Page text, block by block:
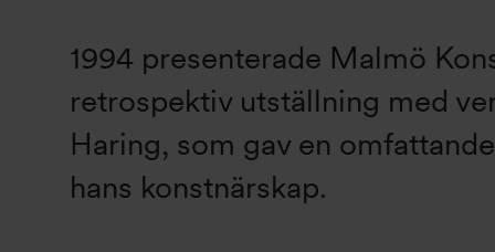
1994 presenterade Malmö
retrospektiv utställning med
Haring, som gav en
hans konstnärskap.